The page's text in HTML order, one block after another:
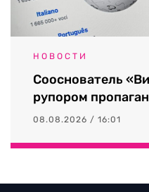
НОВОСТИ
Сооснователь
рупором
08.08.2026 / 16:01